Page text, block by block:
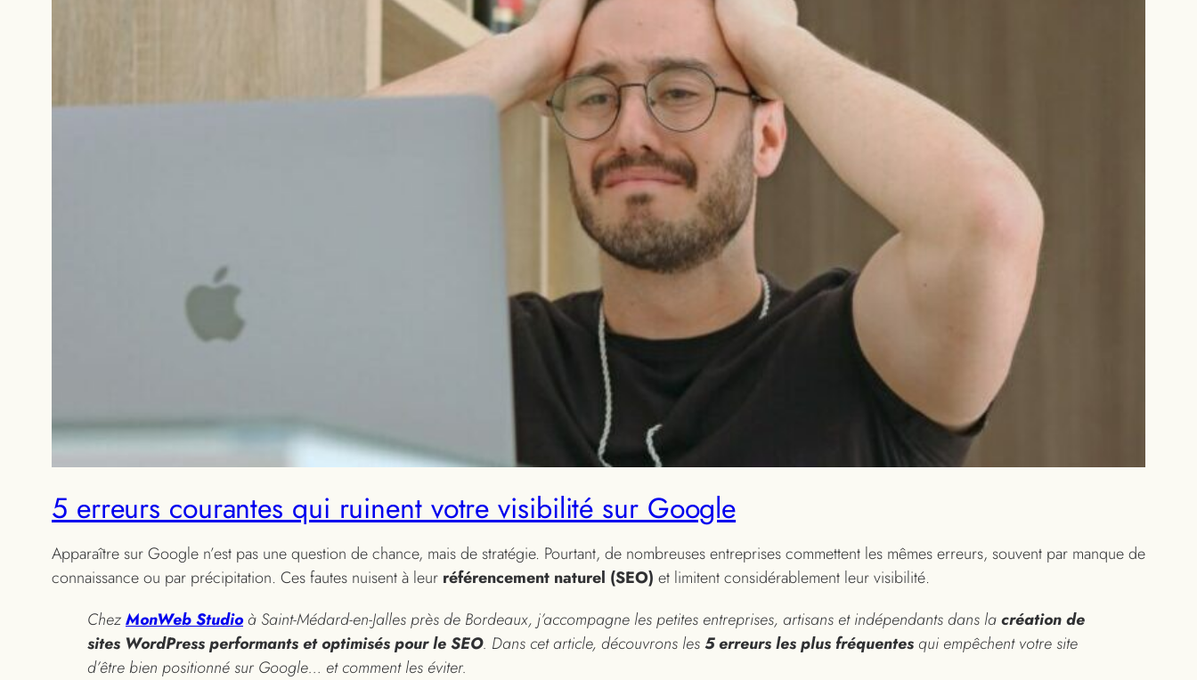
5 erreurs courantes qui ruinent votre visibilité sur Google
Apparaître sur Google n’est pas une question de chance, mais de stratégie. Pourtant, de nombreuses entreprises commettent les mêmes erreurs, souvent par manque de
connaissance ou par précipitation. Ces fautes nuisent à leur référencement naturel (SEO) et limitent considérablement leur visibilité.
ChezMonWeb Studioà Saint-Médard-en-Jalles près de Bordeaux, j’accompagne les petites entreprises, artisans et indépendants dans lacréation de
sites WordPress performants et optimisés pour le SEO. Dans cet article, découvrons les5 erreurs les plus fréquentesqui empêchent votre site
d’être bien positionné sur Google… et comment les éviter.